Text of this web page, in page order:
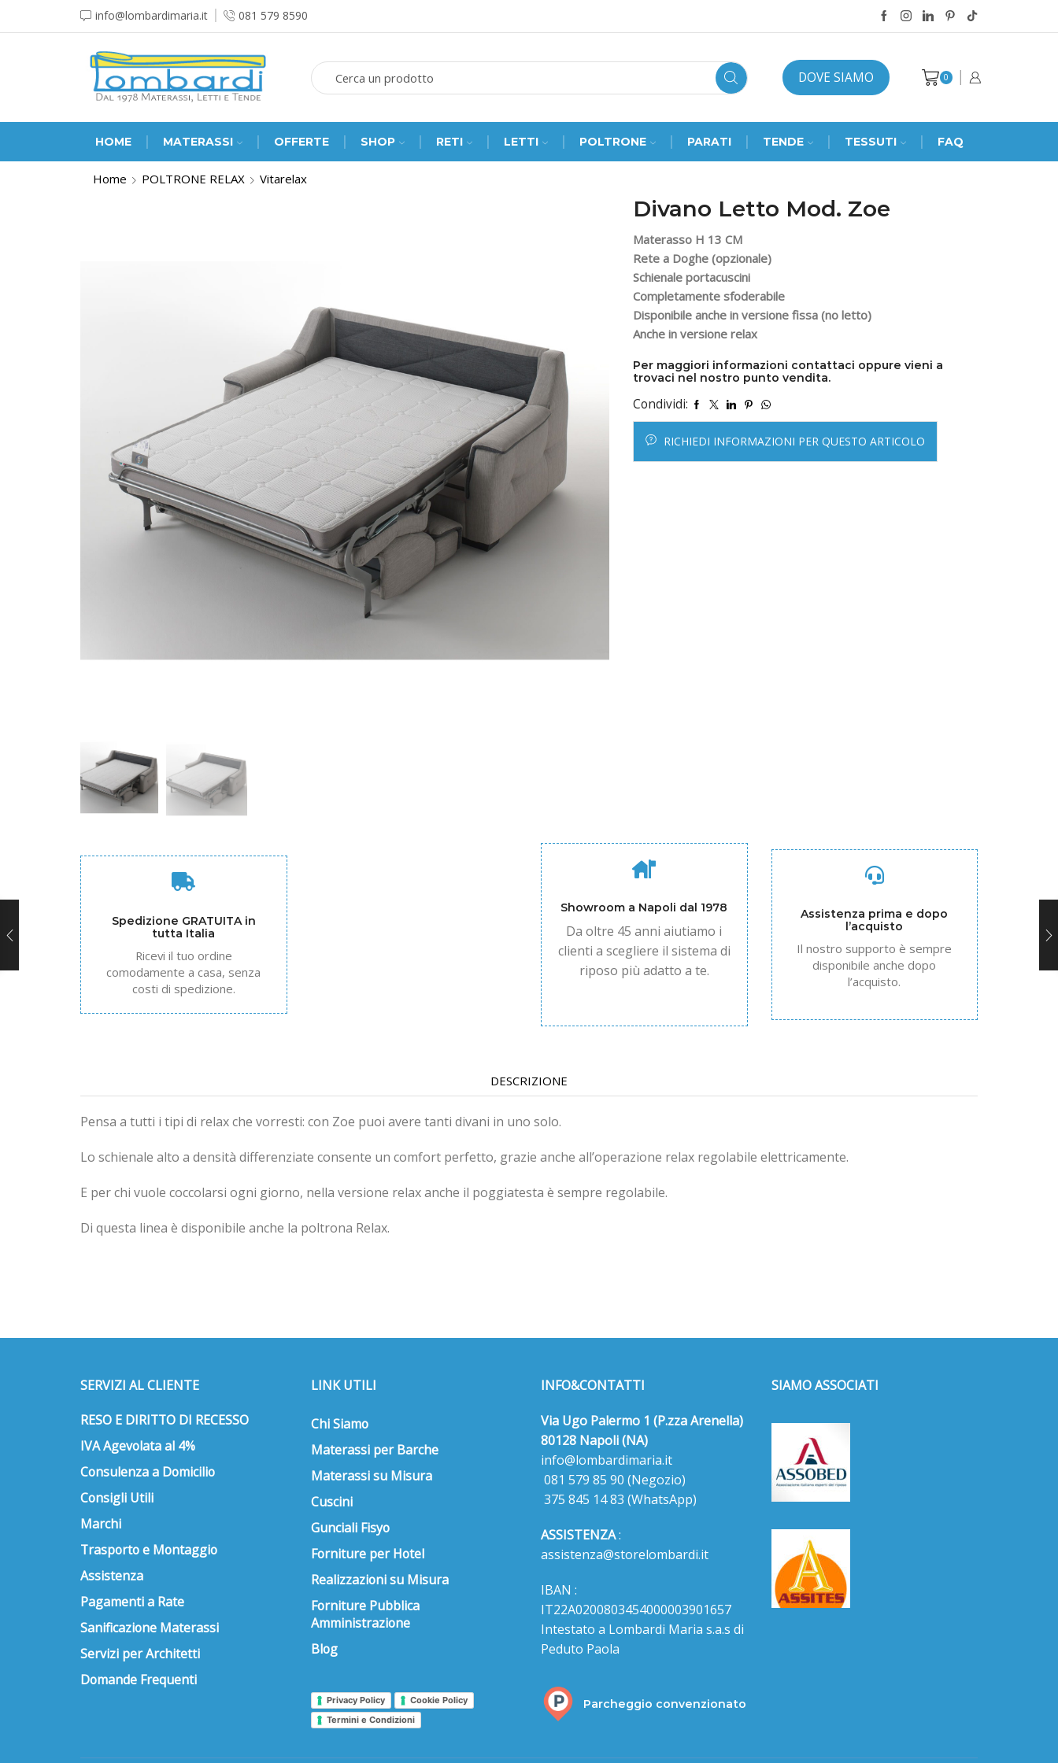
info@lombardimaria.it 081 579 8590
DOVE SIAMO 0
HOME MATERASSI OFFERTE SHOP RETI LETTI POLTRONE PARATI TENDE TESSUTI FAQ
Home POLTRONE RELAX Vitarelax
Divano Letto Mod. Zoe
Materasso H 13 CM
Rete a Doghe (opzionale)
Schienale portacuscini
Completamente sfoderabile
Disponibile anche in versione fissa (no letto)
Anche in versione relax
Per maggiori informazioni contattaci oppure vieni a
trovaci nel nostro punto vendita.
Condividi:
RICHIEDI INFORMAZIONI PER QUESTO ARTICOLO
Spedizione GRATUITA in
tutta Italia
Ricevi il tuo ordine
comodamente a casa, senza
costi di spedizione.
Showroom a Napoli dal 1978
Da oltre 45 anni aiutiamo i
clienti a scegliere il sistema di
riposo più adatto a te.
Assistenza prima e dopo
l’acquisto
Il nostro supporto è sempre
disponibile anche dopo
l’acquisto.
DESCRIZIONE
Pensa a tutti i tipi di relax che vorresti: con Zoe puoi avere tanti divani in uno solo.
Lo schienale alto a densità differenziate consente un comfort perfetto, grazie anche all’operazione relax regolabile elettricamente.
E per chi vuole coccolarsi ogni giorno, nella versione relax anche il poggiatesta è sempre regolabile.
Di questa linea è disponibile anche la poltrona Relax.
SERVIZI AL CLIENTE
RESO E DIRITTO DI RECESSO
IVA Agevolata al 4%
Consulenza a Domicilio
Consigli Utili
Marchi
Trasporto e Montaggio
Assistenza
Pagamenti a Rate
Sanificazione Materassi
Servizi per Architetti
Domande Frequenti
LINK UTILI
Chi Siamo
Materassi per Barche
Materassi su Misura
Cuscini
Gunciali Fisyo
Forniture per Hotel
Realizzazioni su Misura
Forniture Pubblica
Amministrazione
Blog
Privacy Policy
Cookie Policy
Termini e Condizioni
INFO&CONTATTI
Via Ugo Palermo 1 (P.zza Arenella)
80128 Napoli (NA)
info@lombardimaria.it
081 579 85 90 (Negozio)
375 845 14 83 (WhatsApp)
ASSISTENZA:
assistenza@storelombardi.it
IBAN :
IT22A0200803454000003901657
Intestato a Lombardi Maria s.a.s di
Peduto Paola
Parcheggio convenzionato
SIAMO ASSOCIATI